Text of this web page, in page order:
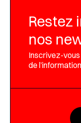
Restez
nos
Inscrivez-
de